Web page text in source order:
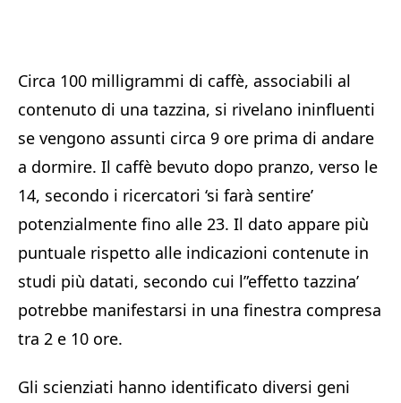
Circa 100 milligrammi di caffè, associabili al
contenuto di una tazzina, si rivelano ininfluenti
se vengono assunti circa 9 ore prima di andare
a dormire. Il caffè bevuto dopo pranzo, verso le
14, secondo i ricercatori ‘si farà sentire’
potenzialmente fino alle 23. Il dato appare più
puntuale rispetto alle indicazioni contenute in
studi più datati, secondo cui l”effetto tazzina’
potrebbe manifestarsi in una finestra compresa
tra 2 e 10 ore.
Gli scienziati hanno identificato diversi geni